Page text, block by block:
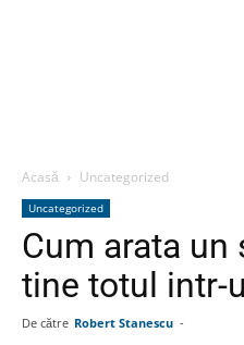
Acasă Uncategorized
Uncategorized
Cum arata un
tine totul intr-
De către Robert Stanescu -